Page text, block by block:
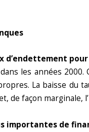
d’endettement
les années
La baisse du
de façon marginale,
importantes de